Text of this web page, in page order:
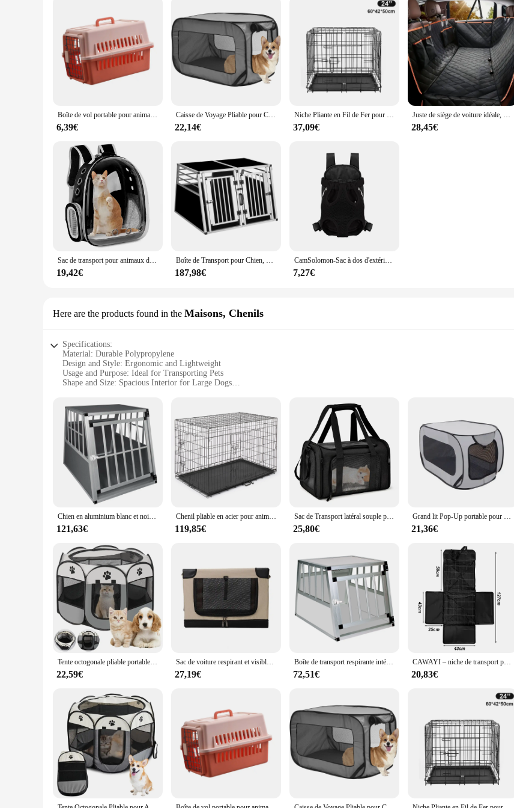
Boîte de vol portable pour animaux de compagnie, type de clôture, sac d'aviation pour chat, produits pour animaux de compagnie, voiture, chien, moyen
6,39€
Caisse de Voyage Pliable pour Chien, Grand Lit Portable, Niche pour Animaux de Compagnie, Niket Extérieur, Accessoires pour Siège de Voiture
22,14€
Niche Pliante en Fil de Fer pour Chien et Chat, Abri pour Lapin d'Inde, Chaton, Gerbille
37,09€
Juste de siège de voiture idéale, améliorez vos sièges de voiture avec cette housse de hamac pour chien étanche et anti-rayures!
28,45€
Sac de transport pour animaux de compagnie, sacs à dos pour animaux de compagnie, respirant, portable, transparent, chiot, chien, transport, Electrolux, capsule spatiale
19,42€
Boîte de Transport pour Chien, Voiture, Electrolux avec PerfecSync, 2 Portes pour Animaux de Compagnie de Taille Moyenne et Grande, Samoyède, Labrador, Husky
187,98€
CamSolomon-Sac à dos d'extérieur respirant pour chien, transporteur de chiot de voyage, véhicule de transport, maille pour animaux de compagnie, sac de transport pour chien, nouveau
7,27€
Here are the products found in the Maisons, Chenils
Specifications:
Material: Durable Polypropylene
Design and Style: Ergonomic and Lightweight
Usage and Purpose: Ideal for Transporting Pets
Shape and Size: Spacious Interior for Large Dogs
Parts and Accessories: Comes with Secure Locking Mechanism
Features:
**Versatile and Convenient Pet Transportation**
The Caisse de transport chien Maisons, Chenils is a robust and stylish solution for pet owners looking to transport their dogs with
crafted from high-quality polypropylene, ensuring durability and longevity. Its lightweight design makes it easy to carry, while the
shape and sturdy construction provide a secure environment for your pet, reducing stress during travel.
**Designed for Safety and Comfort**
Safety is paramount when it comes to pet transportation, and the Caisse de transport chien Maisons, Chenils does not disappoint.
safely contained, whether you're traveling by car or air. The easy-to-clean surface ensures that your pet's environment remains
for both you and your pet. Whether you're a pet store owner looking to stock up on reliable pet transport solutions or a pet lover
excellent choice.
This crate is not just a product; it's an investment in your pet's well-being. Its versatile design makes it suitable for a variety of
and vendor-friendly pricing make it an attractive option for pet store owners looking to expand their product offerings. The Caisse
functionality and style, ensuring that both your pet and your business thrive.
Chien en aluminium blanc et noir avec 1 porte, fournitures pour animaux de compagnie, maison, voyage, transport
121,63€
Chenil pliable en acier pour animaux de compagnie, caisse pour chat et chien, parc pour animaux, boîte de transport pour la maison et la voiture, 48 po
119,85€
Sac de Transport latéral souple pour chien et chat, sac de voyage pour animaux de compagnie, approuvé par la compagnie aérienne, pour petits chiens et chats
25,80€
Grand lit Pop-Up portable pour animaux de compagnie, niche pour chien, caisse intérieure et extérieure, siège de voiture, collection de lits pour chat, accessoires de voiture
21,36€
Tente octogonale pliable portable pour animaux de compagnie, maison de voyage en plein air, clôture pour chat et chien, utilisation facile
22,59€
Sac de voiture respirant et visible pour animaux de compagnie, cage pour chien, siège de voiture, puits de lumière supérieur, boîte de transport pour chien
27,19€
Boîte de transport respirante intérieure et extérieure pour animaux de compagnie, transport de voyage pour chiens et chats, Electrolux pour animaux de compagnie, 69x54x50cm
72,51€
CAWAYI – niche de transport pour chien et chiot, sac de voyage en voiture, hamac pliable, imperméable, panier pour animaux de compagnie
20,83€